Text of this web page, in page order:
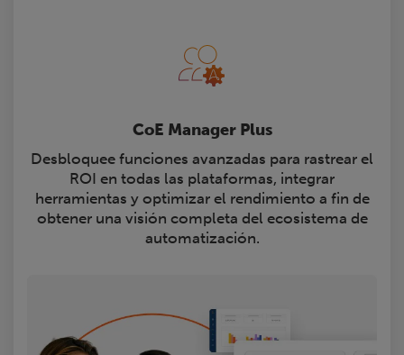
CoE Manager Plus
Desbloquee funciones avanzadas para rastrear el
ROI en todas las plataformas, integrar
herramientas y optimizar el rendimiento a fin de
obtener una visión completa del ecosistema de
automatización.